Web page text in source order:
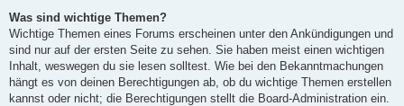
Was sind wichtige Themen?
Wichtige Themen eines Forums erscheinen unter den Ankündigungen und
sind nur auf der ersten Seite zu sehen. Sie haben meist einen wichtigen
Inhalt, weswegen du sie lesen solltest. Wie bei den Bekanntmachungen
hängt es von deinen Berechtigungen ab, ob du wichtige Themen erstellen
kannst oder nicht; die Berechtigungen stellt die Board-Administration ein.